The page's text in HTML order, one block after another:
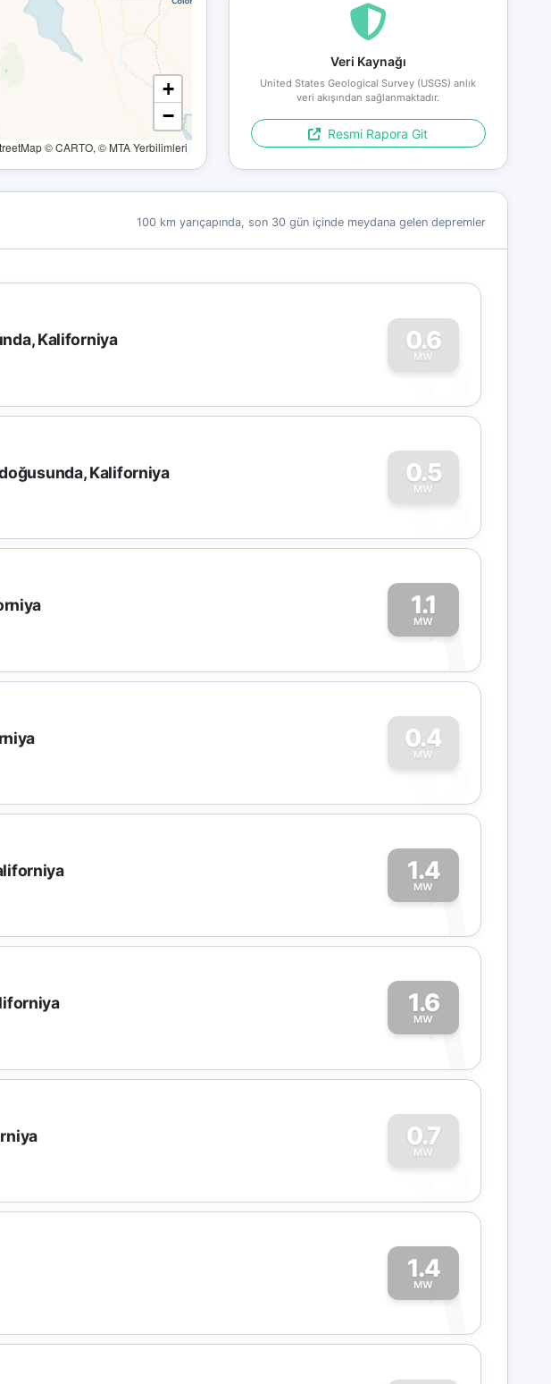
+
−
© CARTO, © MTA Yerbilimleri
Veri Kaynağı
United States Geological Survey (USGS) anlık
veri akışından sağlanmaktadır.
Resmi Rapora Git
100 km yarıçapında, son 30 gün içinde meydana gelen depremler
Kaliforniya 0.6
MW
0
Kaliforniya 0.5
MW
0
1.1
MW
1
0.4
MW
0
1.4
MW
1
1.6
MW
1
0.7
MW
0
1.4
MW
1